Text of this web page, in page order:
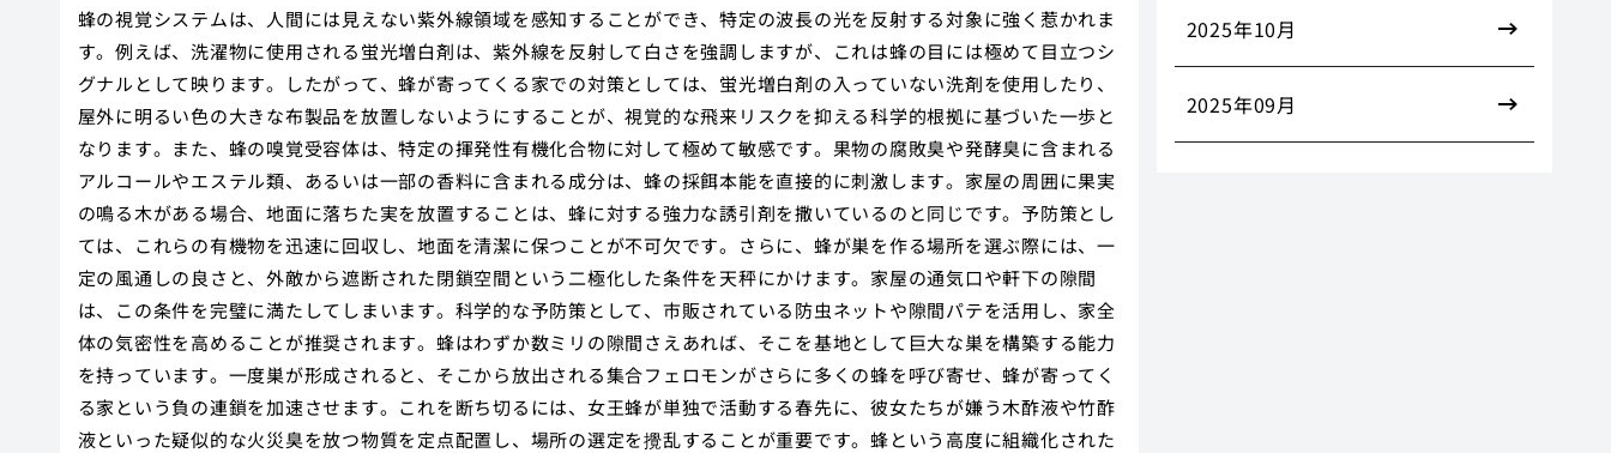
蜂の視覚システムは、人間には見えない紫外線領域を感知することができ、特定の波長の光を反射する対象に強く惹かれま
す。例えば、洗濯物に使用される蛍光増白剤は、紫外線を反射して白さを強調しますが、これは蜂の目には極めて目立つシ
グナルとして映ります。したがって、蜂が寄ってくる家での対策としては、蛍光増白剤の入っていない洗剤を使用したり、
屋外に明るい色の大きな布製品を放置しないようにすることが、視覚的な飛来リスクを抑える科学的根拠に基づいた一歩と
なります。また、蜂の嗅覚受容体は、特定の揮発性有機化合物に対して極めて敏感です。果物の腐敗臭や発酵臭に含まれる
アルコールやエステル類、あるいは一部の香料に含まれる成分は、蜂の採餌本能を直接的に刺激します。家屋の周囲に果実
の鳴る木がある場合、地面に落ちた実を放置することは、蜂に対する強力な誘引剤を撒いているのと同じです。予防策とし
ては、これらの有機物を迅速に回収し、地面を清潔に保つことが不可欠です。さらに、蜂が巣を作る場所を選ぶ際には、一
定の風通しの良さと、外敵から遮断された閉鎖空間という二極化した条件を天秤にかけます。家屋の通気口や軒下の隙間
は、この条件を完璧に満たしてしまいます。科学的な予防策として、市販されている防虫ネットや隙間パテを活用し、家全
体の気密性を高めることが推奨されます。蜂はわずか数ミリの隙間さえあれば、そこを基地として巨大な巣を構築する能力
を持っています。一度巣が形成されると、そこから放出される集合フェロモンがさらに多くの蜂を呼び寄せ、蜂が寄ってく
る家という負の連鎖を加速させます。これを断ち切るには、女王蜂が単独で活動する春先に、彼女たちが嫌う木酢液や竹酢
液といった疑似的な火災臭を放つ物質を定点配置し、場所の選定を攪乱することが重要です。蜂という高度に組織化された
2025年10月
2025年09月